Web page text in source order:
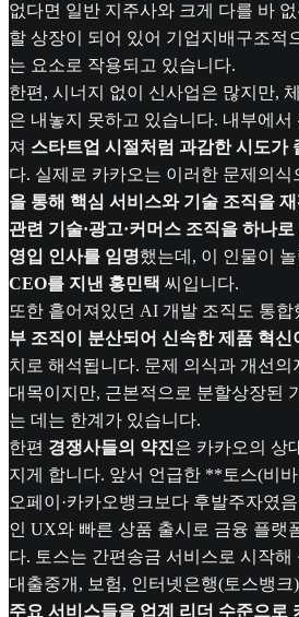
없다면 일반 지주사와 크게 다를 바
할 상장이 되어 있어 기업지배구조적
는 요소로 작용되고 있습니다.
한편, 시너지 없이 신사업은 많지만,
은 내놓지 못하고 있습니다. 내부에
져 스타트업 시절처럼 과감한 시도가
다. 실제로 카카오는 이러한 문제의식
을 통해 핵심 서비스와 기술 조직을 재
관련 기술·광고·커머스 조직을 하나
영입 인사를 임명했는데, 이 인물이
CEO를 지낸 홍민택 씨입니다.
또한 흩어져있던 AI 개발 조직도 통합
부 조직이 분산되어 신속한 제품 혁신
치로 해석됩니다. 문제 의식과 개선
대목이지만, 근본적으로 분할상장된
는 데는 한계가 있습니다.
한편 경쟁사들의 약진은 카카오의 상
지게 합니다. 앞서 언급한 **토스(비
오페이·카카오뱅크보다 후발주자였
인 UX와 빠른 상품 출시로 금융 플랫
다. 토스는 간편송금 서비스로 시작
대출중개, 보험, 인터넷은행(토스뱅
주요 서비스들을 업계 리더 수준으로